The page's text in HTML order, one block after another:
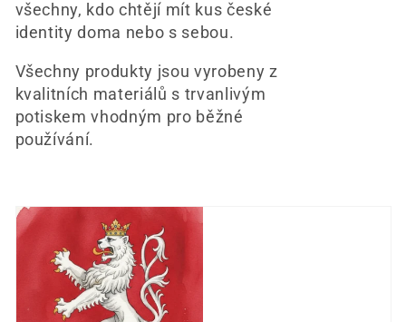
všechny, kdo chtějí mít kus české
identity doma nebo s sebou.
Všechny produkty jsou vyrobeny z
kvalitních materiálů s trvanlivým
potiskem vhodným pro běžné
používání.